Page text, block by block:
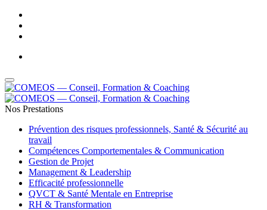
Nos Prestations
Prévention des risques professionnels, Santé & Sécurité au
travail
Compétences Comportementales & Communication
Gestion de Projet
Management & Leadership
Efficacité professionnelle
QVCT & Santé Mentale en Entreprise
RH & Transformation